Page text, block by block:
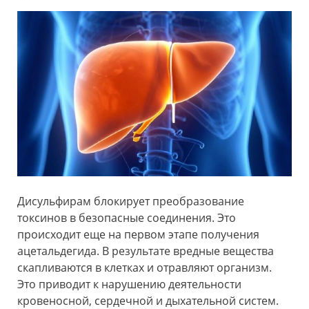
Дисульфирам блокирует преобразование
токсинов в безопасные соединения. Это
происходит еще на первом этапе получения
ацетальдегида. В результате вредные вещества
скапливаются в клетках и отравляют организм.
Это приводит к нарушению деятельности
кровеносной, сердечной и дыхательной систем.